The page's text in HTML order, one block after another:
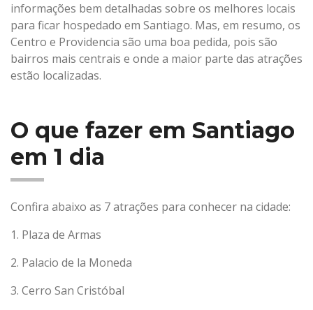
informações bem detalhadas sobre os melhores locais
para ficar hospedado em Santiago. Mas, em resumo, os
Centro e Providencia são uma boa pedida, pois são
bairros mais centrais e onde a maior parte das atrações
estão localizadas.
O que fazer em Santiago
em 1 dia
Confira abaixo as 7 atrações para conhecer na cidade:
1. Plaza de Armas
2. Palacio de la Moneda
3. Cerro San Cristóbal